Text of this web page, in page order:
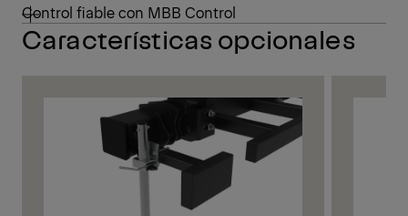
Control fiable con MBB Control
Características opcionales